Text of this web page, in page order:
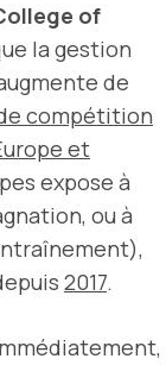
of
la gestion
de
compétition
et
expose à
ou à
2017.